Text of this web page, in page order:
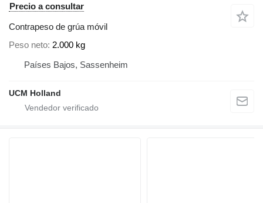
Precio a consultar
Contrapeso de grúa móvil
Peso neto 2.000 kg
Países Bajos, Sassenheim
UCM Holland